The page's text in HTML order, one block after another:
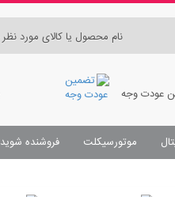
عودت وجه
موتورسیکلت فروشنده شوید